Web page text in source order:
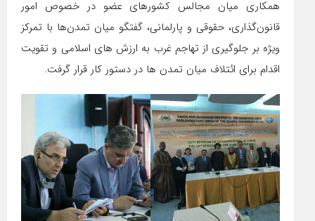
همکاری میان مجالس کشورهای عضو در خصوص امور
قانون‌گذاری، حقوقی و پارلمانی، گفتگو میان تمدن‌ها با تمرکز
ویژه بر جلوگیری از تهاجم غرب به ارزش های اسلامی و تقویت
اقدام برای ائتلاف میان تمدن ها در دستور کار قرار گرفت.